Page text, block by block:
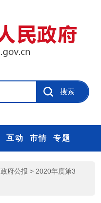
互动 市情 专题
政府公报 > 2020年度第3